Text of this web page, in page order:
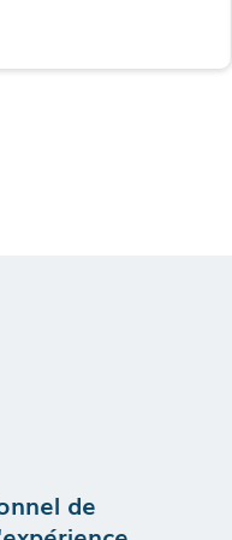
de